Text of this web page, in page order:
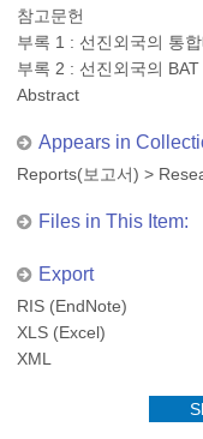
참고문헌
부록 1 : 선진외국의 통
부록 2 : 선진외국의 BAT
Abstract
Appears in
Reports(보고서) >
Files in This Item:
Export
RIS (EndNote)
XLS (Excel)
XML